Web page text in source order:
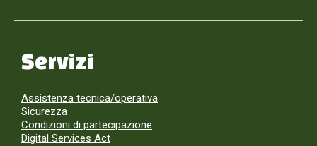
Servizi
Assistenza tecnica/operativa
Sicurezza
Condizioni di partecipazione
Digital Services Act